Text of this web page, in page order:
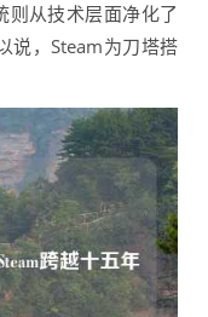
则从技术层面净化了
说，Steam为刀塔搭